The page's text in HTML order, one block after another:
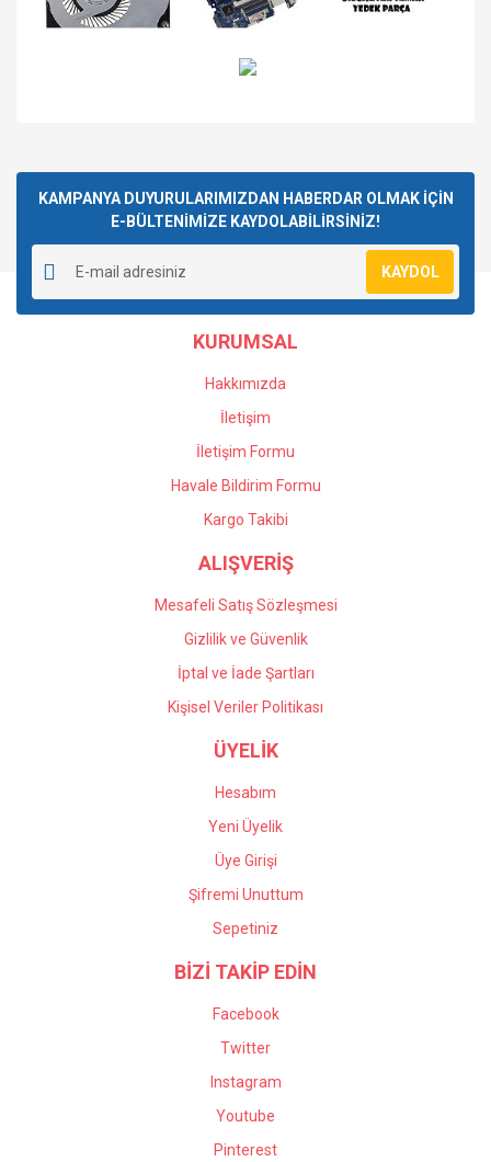
Yorum Yaz
kullanarak tarafımıza iletebilirsiniz.
Görüş ve önerileriniz için teşekkür ederiz.
Ürün resmi kalitesiz, bozuk veya görüntülenemiyor.
Ürün açıklamasında eksik bilgiler bulunuyor.
Ürün bilgilerinde hatalar bulunuyor.
Ürün fiyatı diğer sitelerden daha pahalı.
Gönder
KAMPANYA DUYURULARIMIZDAN HABERDAR OLMAK İÇİN
E-BÜLTENİMİZE KAYDOLABİLİRSİNİZ!
KAYDOL
KURUMSAL
Hakkımızda
İletişim
İletişim Formu
Havale Bildirim Formu
Kargo Takibi
ALIŞVERİŞ
Mesafeli Satış Sözleşmesi
Gizlilik ve Güvenlik
İptal ve İade Şartları
Kişisel Veriler Politikası
ÜYELİK
Hesabım
Yeni Üyelik
Üye Girişi
Şifremi Unuttum
Sepetiniz
BİZİ TAKİP EDİN
Facebook
Twitter
Instagram
Youtube
Pinterest